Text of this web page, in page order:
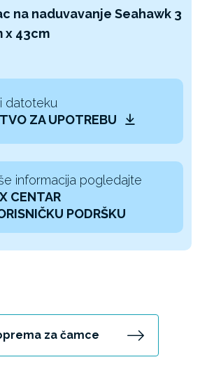
na naduvavanje Seahawk 3
x 43cm
datoteku
ZA UPOTREBU
informacija pogledajte
CENTAR
PODRŠKU
za čamce